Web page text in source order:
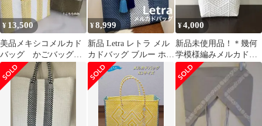
¥ 13,500
美品メキシコメルカド
バッグ かごバッグ
レトラオホデメックス
Lady Paola
¥8,999
新品 Letra レトラ メル
カドバッグ ブルー ホワ
イト チャーム タッセル
付
¥4,000
新品未使用品！＊幾何
学模様編みメルカドか
ごトートバッグ ホワイ
トカラー